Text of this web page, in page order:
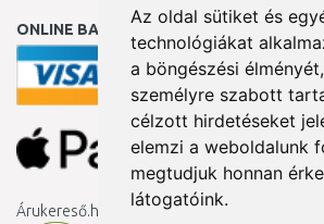
Az oldal sütiket és
technológiákat
a böngészési
személyre szabott
célzott hirdetéseket
elemzi a weboldalunk
megtudjuk honnan
látogatóink.
ONLINE BANKKÁRTYÁVAL
Árukereső.hu